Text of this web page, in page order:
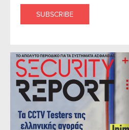
SUBSCRIBE